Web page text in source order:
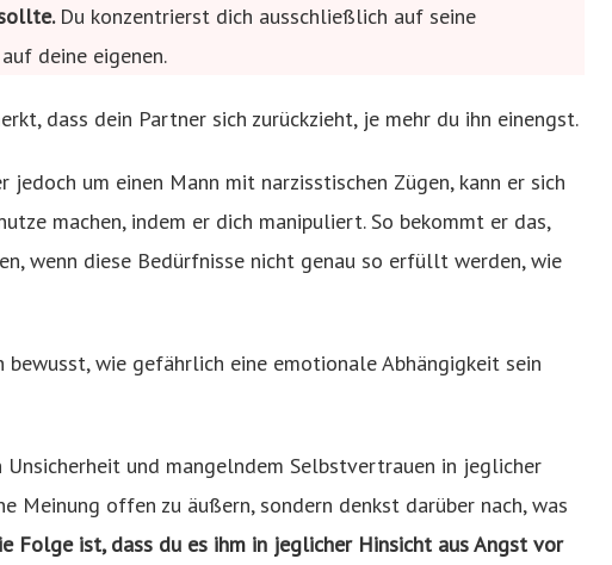
Du konzentrierst dich ausschließlich auf seine
deine eigenen.
dass dein Partner sich zurückzieht, je mehr du ihn einengst.
um einen Mann mit narzisstischen Zügen, kann er sich
machen, indem er dich manipuliert. So bekommt er das,
wenn diese Bedürfnisse nicht genau so erfüllt werden, wie
wie gefährlich eine emotionale Abhängigkeit sein
und mangelndem Selbstvertrauen in jeglicher
Meinung offen zu äußern, sondern denkst darüber nach, was
Folge ist, dass du es ihm in jeglicher Hinsicht aus Angst vor